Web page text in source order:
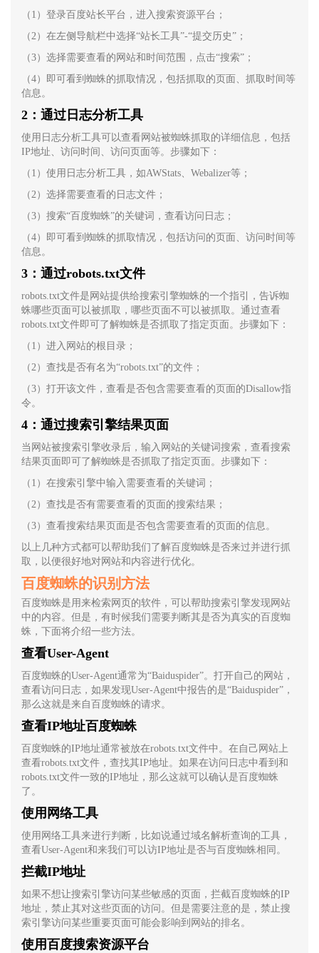
（1）登录百度站长平台，进入搜索资源平台；
（2）在左侧导航栏中选择“站长工具”-“提交历史”；
（3）选择需要查看的网站和时间范围，点击“搜索”；
（4）即可看到蜘蛛的抓取情况，包括抓取的页面、抓取时间等
信息。
2：通过日志分析工具
使用日志分析工具可以查看网站被蜘蛛抓取的详细信息，包括
IP地址、访问时间、访问页面等。步骤如下：
（1）使用日志分析工具，如AWStats、Webalizer等；
（2）选择需要查看的日志文件；
（3）搜索“百度蜘蛛”的关键词，查看访问日志；
（4）即可看到蜘蛛的抓取情况，包括访问的页面、访问时间等
信息。
3：通过robots.txt文件
robots.txt文件是网站提供给搜索引擎蜘蛛的一个指引，告诉蜘
蛛哪些页面可以被抓取，哪些页面不可以被抓取。通过查看
robots.txt文件即可了解蜘蛛是否抓取了指定页面。步骤如下：
（1）进入网站的根目录；
（2）查找是否有名为“robots.txt”的文件；
（3）打开该文件，查看是否包含需要查看的页面的Disallow指
令。
4：通过搜索引擎结果页面
当网站被搜索引擎收录后，输入网站的关键词搜索，查看搜索
结果页面即可了解蜘蛛是否抓取了指定页面。步骤如下：
（1）在搜索引擎中输入需要查看的关键词；
（2）查找是否有需要查看的页面的搜索结果；
（3）查看搜索结果页面是否包含需要查看的页面的信息。
以上几种方式都可以帮助我们了解百度蜘蛛是否来过并进行抓
取，以便很好地对网站和内容进行优化。
百度蜘蛛的识别方法
百度蜘蛛是用来检索网页的软件，可以帮助搜索引擎发现网站
中的内容。但是，有时候我们需要判断其是否为真实的百度蜘
蛛，下面将介绍一些方法。
查看User-Agent
百度蜘蛛的User-Agent通常为“Baiduspider”。打开自己的网站，
查看访问日志，如果发现User-Agent中报告的是“Baiduspider”，
那么这就是来自百度蜘蛛的请求。
查看IP地址百度蜘蛛
百度蜘蛛的IP地址通常被放在robots.txt文件中。在自己网站上
查看robots.txt文件，查找其IP地址。如果在访问日志中看到和
robots.txt文件一致的IP地址，那么这就可以确认是百度蜘蛛
了。
使用网络工具
使用网络工具来进行判断，比如说通过域名解析查询的工具，
查看User-Agent和来我们可以访IP地址是否与百度蜘蛛相同。
拦截IP地址
如果不想让搜索引擎访问某些敏感的页面，拦截百度蜘蛛的IP
地址，禁止其对这些页面的访问。但是需要注意的是，禁止搜
索引擎访问某些重要页面可能会影响到网站的排名。
使用百度搜索资源平台